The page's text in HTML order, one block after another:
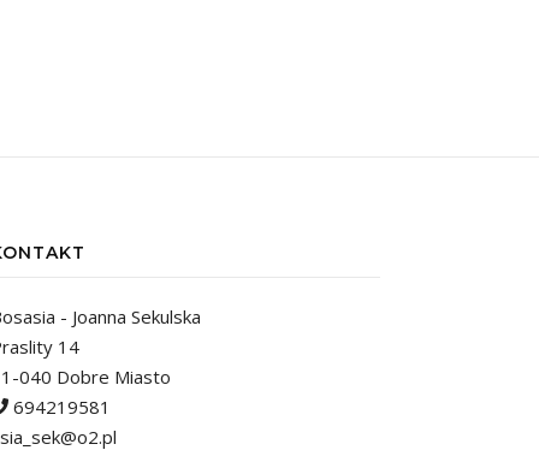
- Joanna Sekulska
14
040 Dobre Miasto
694219581